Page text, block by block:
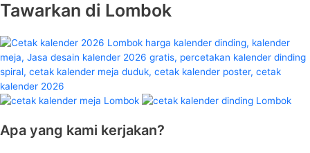
Tawarkan di Lombok
Apa yang kami kerjakan?